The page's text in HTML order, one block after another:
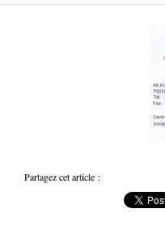
Partagez cet article :